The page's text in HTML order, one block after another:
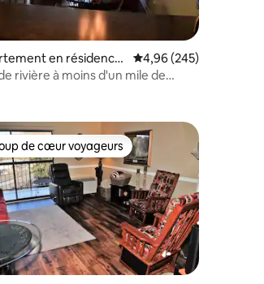
5
la base de 124 commentaires : 4,95 sur 5
en résidence
Évaluation moyenne
4,96 (245)
rivière à moins d'un mile de
de cœur voyageurs les plus appréciés
de cœur voyageurs